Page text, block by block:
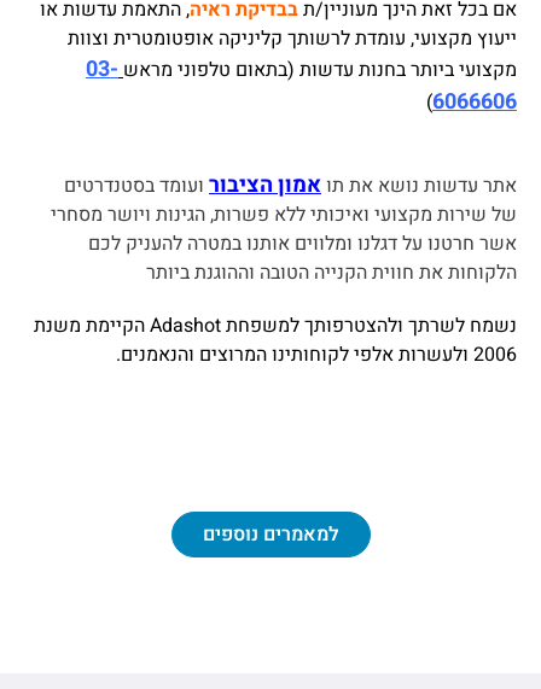
אם בכל זאת הינך מעוניין/תבבדיקת ראיה, התאמת עדשות או
ייעוץ מקצועי, עומדת לרשותך קליניקה אופטומטרית וצוות
מקצועי ביותר בחנות עדשות (בתאום טלפוני מראש 03-
6066606
)
אתר עדשות נושא את תואמון הציבורועומד בסטנדרטים
של שירות מקצועי ואיכותי ללא פשרות, הגינות ויושר מסחרי
אשר חרטנו על דגלנו ומלווים אותנו במטרה להעניק לכם
הלקוחות את חווית הקנייה הטובה וההוגנת ביותר
נשמח לשרתך ולהצטרפותך למשפחתAdashotהקיימת משנת
2006 ולעשרות אלפי לקוחותינו המרוצים והנאמנים.
למאמרים נוספים